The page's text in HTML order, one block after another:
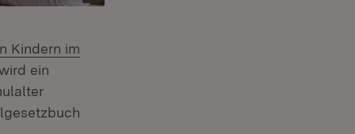
Kindern im
Fenster)
ein